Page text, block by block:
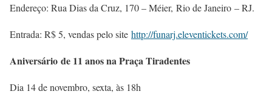
Endereço: Rua Dias da Cruz, 170 – Méier, Rio de Janeiro – RJ.
Entrada: R$ 5, vendas pelo site http://funarj.eleventickets.com/
Aniversário de 11 anos na Praça Tiradentes
Dia 14 de novembro, sexta, às 18h